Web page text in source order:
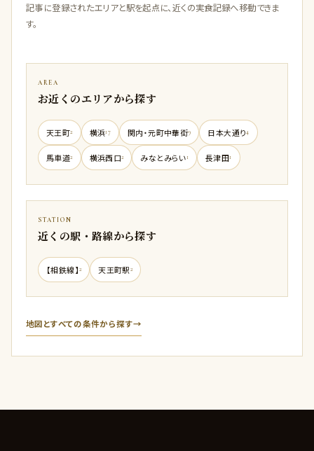
記事に登録されたエリアと駅を起点に、近くの実食記録へ移動できま
す。
AREA
お近くのエリアから探す
天王町2 横浜17 関内・元町中華街9 日本大通り4
馬車道2 横浜西口2 みなとみらい1 長津田1
STATION
近くの駅・路線から探す
【相鉄線】2 天王町駅2
地図とすべての条件から探す→